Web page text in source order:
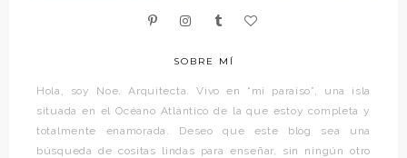
SOBRE MÍ
Hola, soy Noe. Arquitecta. Vivo en “mi paraíso”, una isla
situada en el Océano Atlántico de la que estoy completa y
totalmente enamorada. Deseo que este blog sea una
búsqueda de cositas lindas para enseñar, sin ningún otro